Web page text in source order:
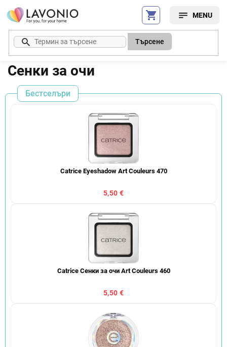
Преминаване
към
съдържанието
Търсене
Сенки за очи
Бестселъри
Catrice Eyeshadow Art Couleurs 470
5,50 €
Catrice Сенки за очи Art Couleurs 460
5,50 €